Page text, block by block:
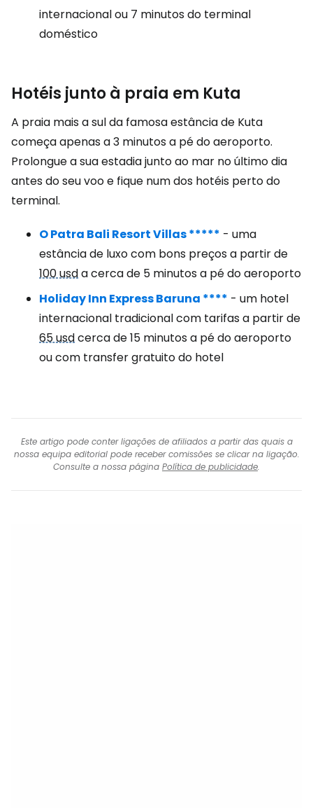
internacional ou 7 minutos do terminal
doméstico
Hotéis junto à praia em Kuta
A praia mais a sul da famosa estância de Kuta
começa apenas a 3 minutos a pé do aeroporto.
Prolongue a sua estadia junto ao mar no último dia
antes do seu voo e fique num dos hotéis perto do
terminal.
O Patra Bali Resort Villas ***** - uma
estância de luxo com bons preços a partir de
100 usda cerca de 5 minutos a pé do aeroporto
Holiday Inn Express Baruna **** - um hotel
internacional tradicional com tarifas a partir de
65 usdcerca de 15 minutos a pé do aeroporto
ou com transfer gratuito do hotel
Este artigo pode conter ligações de afiliados a partir das quais a
nossa equipa editorial pode receber comissões se clicar na ligação.
Consulte a nossa página Política de publicidade.